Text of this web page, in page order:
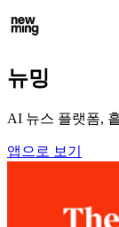
뉴밍
AI 뉴스 플랫폼,
앱으로 보기